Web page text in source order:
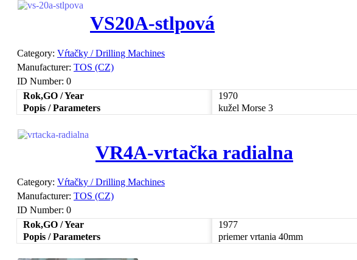
VS20A-stlpová
Category: Vŕtačky / Drilling Machines
Manufacturer: TOS (CZ)
ID Number: 0
Rok,GO / Year
1970
Popis / Parameters
kužel Morse 3
VR4A-vrtačka radialna
Category: Vŕtačky / Drilling Machines
Manufacturer: TOS (CZ)
ID Number: 0
Rok,GO / Year
1977
Popis / Parameters
priemer vrtania 40mm